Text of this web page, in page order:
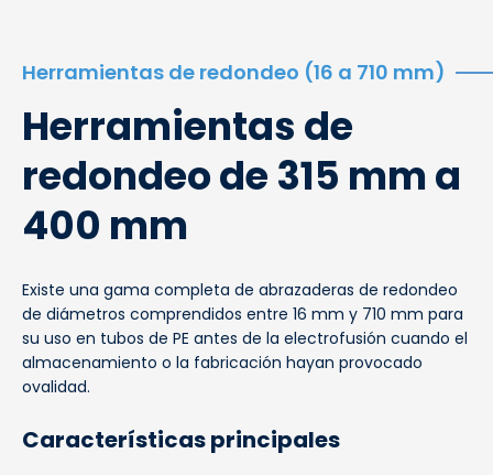
Herramientas de redondeo (16 a 710 mm)
Herramientas de
redondeo de 315 mm a
400 mm
Existe una gama completa de abrazaderas de redondeo
de diámetros comprendidos entre 16 mm y 710 mm para
su uso en tubos de PE antes de la electrofusión cuando el
almacenamiento o la fabricación hayan provocado
ovalidad.
Características principales